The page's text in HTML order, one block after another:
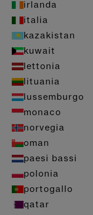
irlanda
italia
kazakistan
kuwait
lettonia
lituania
lussemburgo
monaco
norvegia
oman
paesi bassi
polonia
portogallo
qatar